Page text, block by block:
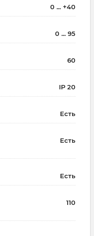
0 ... +40
0 ... 95
60
IP 20
Есть
Есть
Есть
110